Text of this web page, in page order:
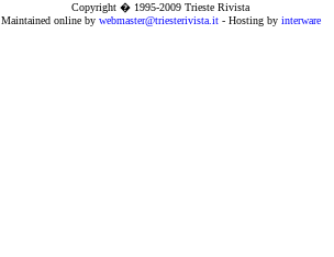
Copyright � 1995-2009 Trieste Rivista
Maintained online by webmaster@triesterivista.it- Hosting by interware